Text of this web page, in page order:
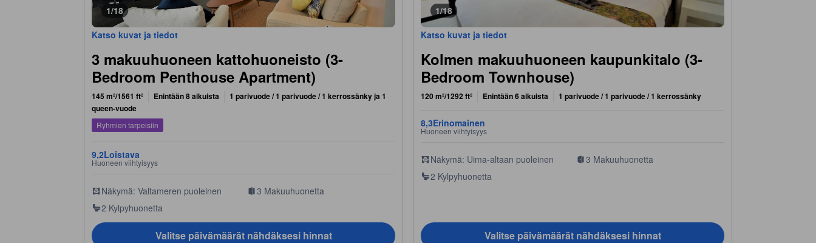
1/18
Katso kuvat ja tiedot
3 makuuhuoneen kattohuoneisto (3-
Bedroom Penthouse Apartment)
145 m²/1561 ft² Enintään 8 aikuista
1 parivuode / 1 parivuode / 1 kerrossänky ja 1
queen-vuode
Ryhmien tarpeisiin
9,2Loistava
Huoneen viihtyisyys
Näkymä: Valtameren puoleinen 3 Makuuhuonetta
2 Kylpyhuonetta
Valitse päivämäärät nähdäksesi hinnat
1/18
Katso kuvat ja tiedot
Kolmen makuuhuoneen kaupunkitalo (3-
Bedroom Townhouse)
120 m²/1292 ft² Enintään 6 aikuista 1 parivuode / 1 parivuode / 1 kerrossänky
8,3Erinomainen
Huoneen viihtyisyys
Näkymä: Uima-altaan puoleinen 3 Makuuhuonetta
2 Kylpyhuonetta
Valitse päivämäärät nähdäksesi hinnat